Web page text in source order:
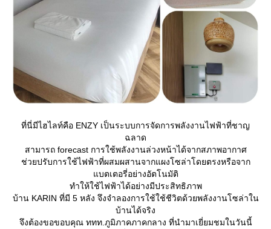
ที่นี่มีไฮไลท์คือ ENZY เป็นระบบการจัดการพลังงานไฟฟ้าที่ชาญ
ฉลาด
สามารถ forecast การใช้พลังงานล่วงหน้าได้จากสภาพอากาศ
ช่วยปรับการใช้ไฟฟ้าที่ผสมผสานจากแผงโซล่าโดยตรงหรือจาก
บตเตอรี่อย่างอัตโนมัติ
ทำให้ใช้ไฟฟ้าได้อย่างมีประสิทธิภาพ
บ้าน KARIN ที่มี 5 หลัง จึงจำลองการใช้ใช้ชีวิตด้วยพลังงานโซล่าใน
บ้านได้จริง
จึงต้องขอขอบคุณ ททท.ภูมิภาคภาคกลาง ที่นำมาเยี่ยมชมในวันนี้